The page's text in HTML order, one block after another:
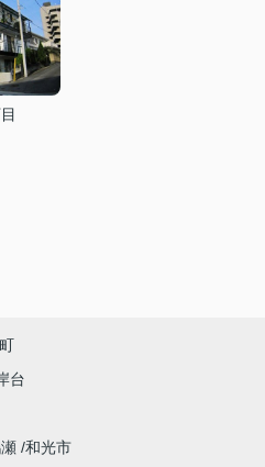
台
和光市